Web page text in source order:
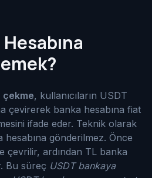
çekme, kullanıcıların USDT
çevirerek banka hesabına fiat
ifade eder. Teknik olarak
gönderilmez. Önce
çevrilir, ardından TL banka
Bu süreç USDT bankaya